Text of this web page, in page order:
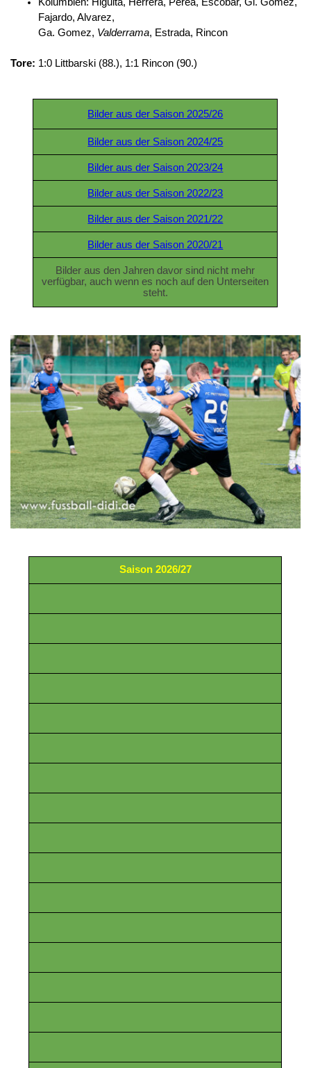
Fajardo, Alvarez,
Ga. Gomez, Valderrama, Estrada, Rincon
Tore: 1:0 Littbarski (88.), 1:1 Rincon (90.)
Bilder aus der Saison 2025/26
Bilder aus der Saison 2024/25
Bilder aus der Saison 2023/24
Bilder aus der Saison 2022/23
Bilder aus der Saison 2021/22
Bilder aus der Saison 2020/21
Bilder aus den Jahren davor sind nicht mehr
verfügbar, auch wenn es noch auf den Unterseiten
steht.
Saison 2026/27